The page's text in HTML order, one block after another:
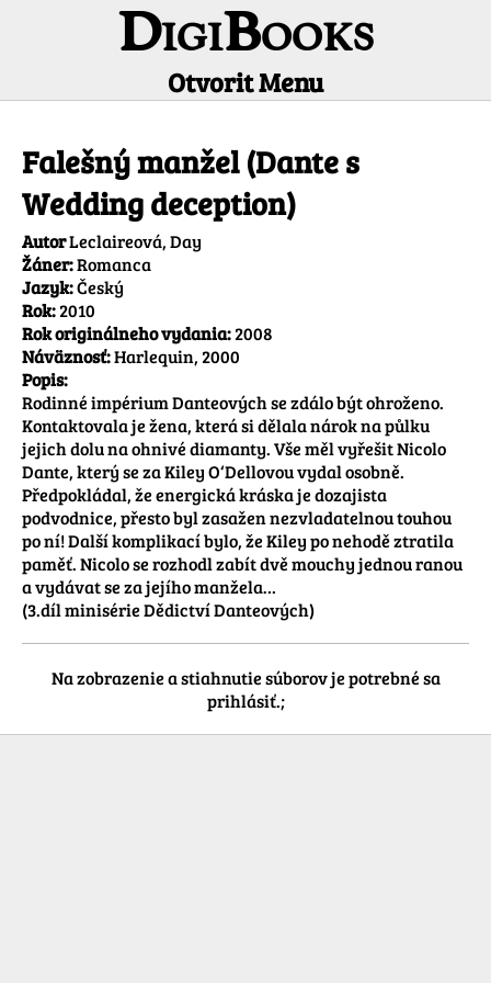
DigiBooks
Otvorit Menu
Falešný manžel (Dante s
Wedding deception)
AutorLeclaireová, Day
Žáner:Romanca
Jazyk:Český
Rok:2010
Rok originálneho vydania:2008
Náväznosť:Harlequin, 2000
Popis:
Rodinné impérium Danteových se zdálo být ohroženo.
Kontaktovala je žena, která si dělala nárok na půlku
jejich dolu na ohnivé diamanty. Vše měl vyřešit Nicolo
Dante, který se za Kiley O‘Dellovou vydal osobně.
Předpokládal, že energická kráska je dozajista
podvodnice, přesto byl zasažen nezvladatelnou touhou
po ní! Další komplikací bylo, že Kiley po nehodě ztratila
paměť. Nicolo se rozhodl zabít dvě mouchy jednou ranou
a vydávat se za jejího manžela…
(3.díl minisérie Dědictví Danteových)
Na zobrazenie a stiahnutie súborov je potrebné sa
prihlásiť.;